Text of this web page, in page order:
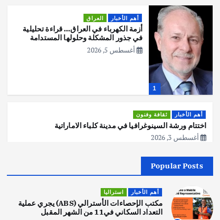
1
أهم الأخبار العراق
أزمة الكهرباء في العراق… قراءة تحليلية
في جذور المشكلة وحلولها المستدامة
أغسطس 5, 2026
أهم الأخبار ثقافة وفنون
اختتام ورشة السينوغرافيا في مدينة كلباء الاماراتية
أغسطس 3, 2026
2
اصبح بطلاً لأستراليا بلعبة كمال الاجسام
يوليو 30, 2026
Popular Posts
أهم الأخبار استراليا
مكتب الإحصاءات الأسترالي (ABS) يجري عملية
التعداد السكاني في11 من الشهر المقبل